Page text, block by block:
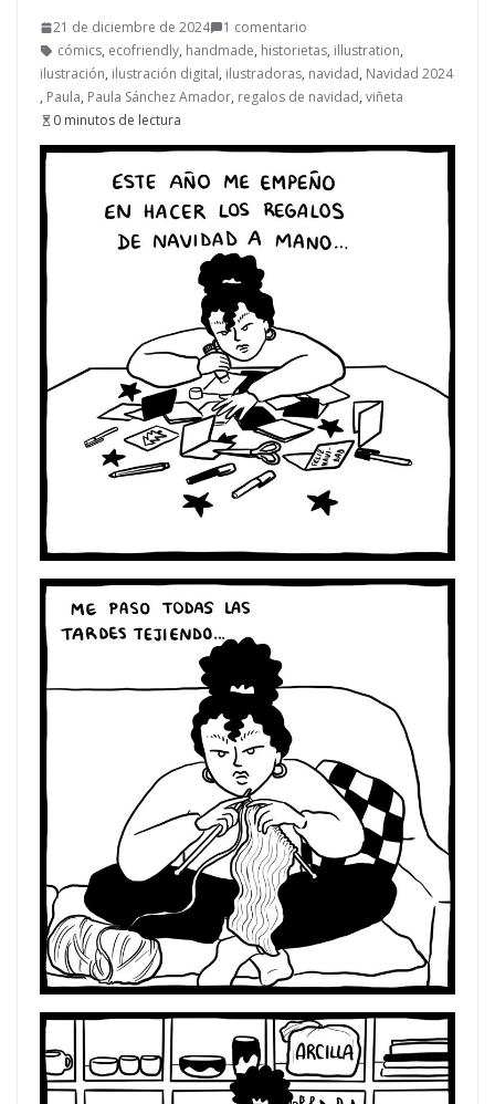
21 de diciembre de 2024
1 comentario
cómics, ecofriendly, handmade, historietas, illustration,
ilustración, ilustración digital, ilustradoras, navidad, Navidad 2024
, Paula, Paula Sánchez Amador, regalos de navidad, viñeta
0 minutos de lectura